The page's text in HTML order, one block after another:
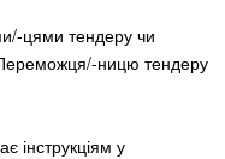
цями тендеру чи
ницю тендеру
інструкціям у